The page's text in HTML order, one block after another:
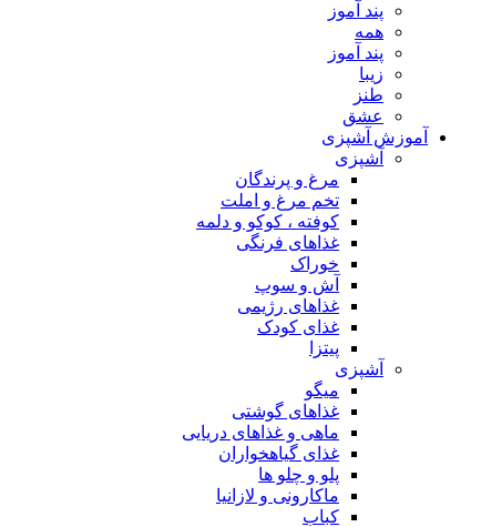
پند آموز
همه
پند آموز
زیبا
طنز
عشق
آموزش آشپزی
آشپزی
مرغ و پرندگان
تخم مرغ و املت
کوفته ، کوکو و دلمه
غذاهای فرنگی
خوراک
آش و سوپ
غذاهای رژیمی
غذای کودک
پیتزا
آشپزی
میگو
غذاهای گوشتی
ماهی و غذاهای دریایی
غذای گیاهخواران
پلو و چلو ها
ماکارونی و لازانیا
کباب